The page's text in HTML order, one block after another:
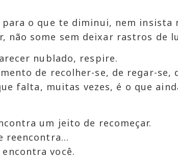
para o que te diminui, nem insista
não some sem deixar rastros de
nublado, respire.
de recolher-se, de regar-se,
falta, muitas vezes, é o que
um jeito de recomeçar.
reencontra…
você.